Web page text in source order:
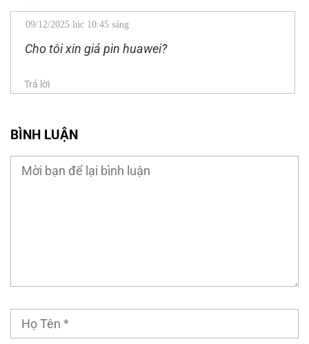
09/12/2025 lúc 10:45 sáng
Cho tôi xin giá pin huawei?
Trả lời
BÌNH LUẬN